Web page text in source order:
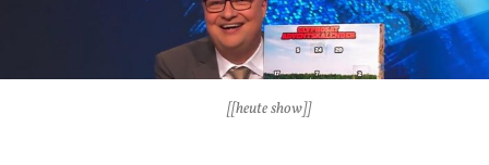
[[heute show]]